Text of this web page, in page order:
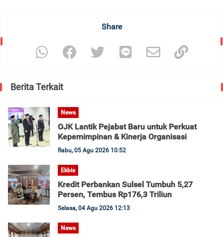
Share
Berita Terkait
News
OJK Lantik Pejabat Baru untuk Perkuat
Kepemimpinan & Kinerja Organisasi
Rabu, 05 Agu 2026 10:52
Ekbis
Kredit Perbankan Sulsel Tumbuh 5,27
Persen, Tembus Rp176,3 Triliun
Selasa, 04 Agu 2026 12:13
News